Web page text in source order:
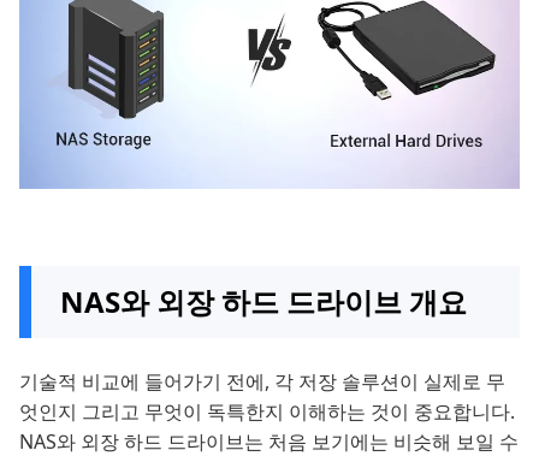
NAS와 외장 하드 드라이브 개요
기술적 비교에 들어가기 전에, 각 저장 솔루션이 실제로 무
엇인지 그리고 무엇이 독특한지 이해하는 것이 중요합니다.
NAS와 외장 하드 드라이브는 처음 보기에는 비슷해 보일 수